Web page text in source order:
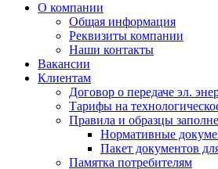
О компании
Общая информация
Реквизиты компании
Наши контакты
Вакансии
Клиентам
Договор о передаче эл.
Тарифы на
Правила и образцы
Нормативные
Пакет документов
Памятка потребителям